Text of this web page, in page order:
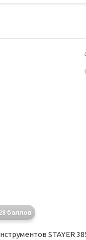
баллов
STAYER